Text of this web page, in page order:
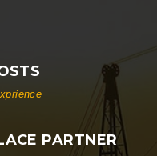
PARTNER